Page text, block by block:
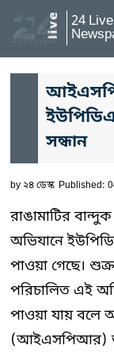
24 Live
সন্ধান
by২৪ ডেস্ক Published:
রাঙামাটির বান্দুক
অভিযানে
পাওয়া গেছে।
পরিচালিত এই
পাওয়া যায় বলে
(আইএসপিআর)